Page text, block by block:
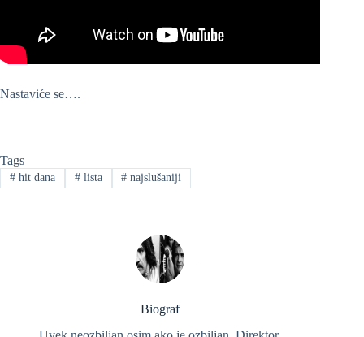
Nastaviće se….
Tags
#hit dana #lista # najslušaniji
Biograf